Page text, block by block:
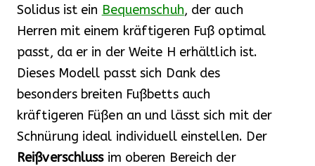
Solidus ist ein Bequemschuh, der auch
Herren mit einem kräftigeren Fuß optimal
passt, da er in der Weite H erhältlich ist.
Dieses Modell passt sich Dank des
besonders breiten Fußbetts auch
kräftigeren Füßen an und lässt sich mit der
Schnürung ideal individuell einstellen. Der
Reißverschlussim oberen Bereich der